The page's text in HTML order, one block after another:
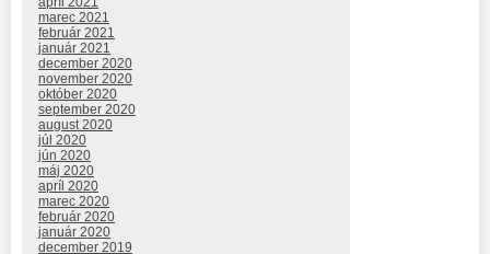
marec 2021
február 2021
január 2021
december 2020
november 2020
október 2020
september 2020
august 2020
júl 2020
jún 2020
máj 2020
apríl 2020
marec 2020
február 2020
január 2020
december 2019